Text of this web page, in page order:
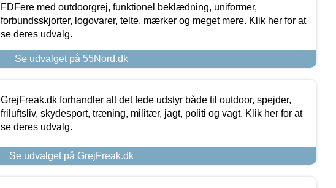
FDFere med outdoorgrej, funktionel beklædning, uniformer,
forbundsskjorter, logovarer, telte, mærker og meget mere. Klik her for at
se deres udvalg.
Se udvalget på 55Nord.dk
GrejFreak.dk forhandler alt det fede udstyr både til outdoor, spejder,
friluftsliv, skydesport, træning, militær, jagt, politi og vagt. Klik her for at
se deres udvalg.
Se udvalget på GrejFreak.dk